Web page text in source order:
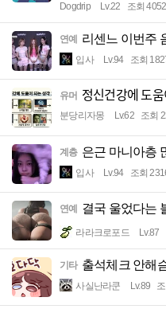
Dogdrip Lv.22 조회 4052
연예 리센느 이번주
입사 Lv.94 조회
유머 정신건강에
분당리자몽 Lv.62 조회
계층 은근 마니아층
입사 Lv.94 조회
연예 결국 울었다는
라라크로포드 Lv.87
기타 출석체크 안해
사실난라쿤 Lv.89